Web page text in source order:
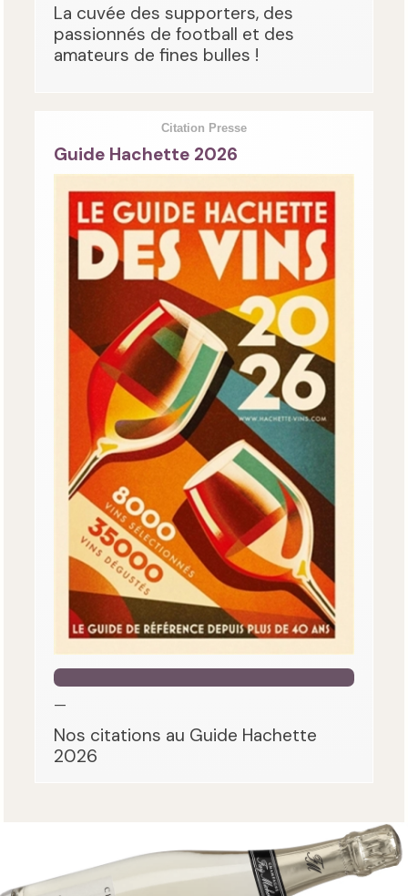
La cuvée des supporters, des
passionnés de football et des
amateurs de fines bulles !
Citation Presse
Guide Hachette 2026
—
Nos citations au Guide Hachette
2026